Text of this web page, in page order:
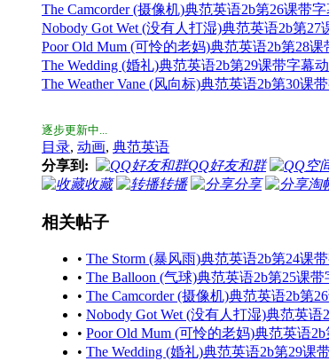
The Camcorder (摄像机)典范英语2b第26课带
Nobody Got Wet (没有人打湿)典范英语2b第27
Poor Old Mum (可怜的老妈)典范英语2b第28
The Wedding (婚礼)典范英语2b第29课带字幕
The Weather Vane (风向标)典范英语2b第30课
逐步更新中...
目录, 动画, 典范英语
分享到:
QQ好友和群
收藏
转播 分享 淘
相关帖子
• The Storm (暴风雨)典范英语2b第24课
• The Balloon (气球)典范英语2b第25课
• The Camcorder (摄像机)典范英语2b第
• Nobody Got Wet (没有人打湿)典范英
• Poor Old Mum (可怜的老妈)典范英语
• The Wedding (婚礼)典范英语2b第29课